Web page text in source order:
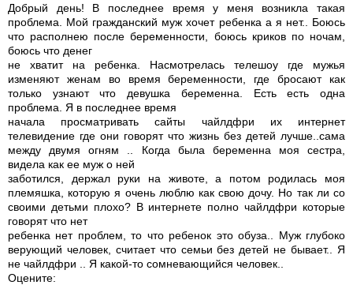
Добрый день! В последнее время у меня возникла такая
проблема. Мой гражданский муж хочет ребенка а я нет.. Боюсь
что располнею после беременности, боюсь криков по ночам,
боюсь что денег
не хватит на ребенка. Насмотрелась телешоу где мужья
изменяют женам во время беременности, где бросают как
только узнают что девушка беременна. Есть есть одна
проблема. Я в последнее время
начала просматривать сайты чайлдфри их интернет
телевидение где они говорят что жизнь без детей лучше..сама
между двумя огням .. Когда была беременна моя сестра,
видела как ее муж о ней
заботился, держал руки на животе, а потом родилась моя
племяшка, которую я очень люблю как свою дочу. Но так ли со
своими детьми плохо? В интернете полно чайлдфри которые
говорят что нет
ребенка нет проблем, то что ребенок это обуза.. Муж глубоко
верующий человек, считает что семьи без детей не бывает.. Я
не чайлдфри .. Я какой-то сомневающийся человек..
Оцените: